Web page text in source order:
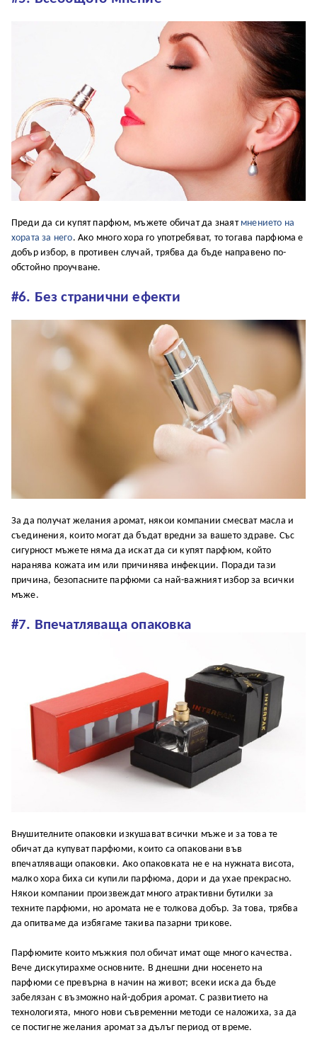
Преди да си купят парфюм, мъжете обичат да знаят мнението на
хората за него. Ако много хора го употребяват, то тогава парфюма е
добър избор, в противен случай, трябва да бъде направено по-
обстойно проучване.
#6. Без странични ефекти
За да получат желания аромат, някои компании смесват масла и
съединения, които могат да бъдат вредни за вашето здраве. Със
сигурност мъжете няма да искат да си купят парфюм, който
наранява кожата им или причинява инфекции. Поради тази
причина, безопасните парфюми са най-важният избор за всички
мъже.
#7. Впечатляваща опаковка
Внушителните опаковки изкушават всички мъже и за това те
обичат да купуват парфюми, които са опаковани във
впечатляващи опаковки. Ако опаковката не е на нужната висота,
малко хора биха си купили парфюма, дори и да ухае прекрасно.
Някои компании произвеждат много атрактивни бутилки за
техните парфюми, но аромата не е толкова добър. За това, трябва
да опитваме да избягаме такива пазарни трикове.
Парфюмите които мъжкия пол обичат имат още много качества.
Вече дискутирахме основните. В днешни дни носенето на
парфюми се превърна в начин на живот; всеки иска да бъде
забелязан с възможно най-добрия аромат. С развитието на
технологията, много нови съвременни методи се наложиха, за да
се постигне желания аромат за дълъг период от време.